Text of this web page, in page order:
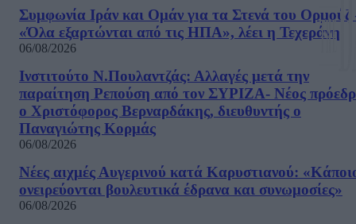
Συμφωνία Ιράν και Ομάν για τα Στενά του Ορμούζ
«Όλα εξαρτώνται από τις ΗΠΑ», λέει η Τεχεράνη
06/08/2026
Ινστιτούτο Ν.Πουλαντζάς: Αλλαγές μετά την
παραίτηση Ρεπούση από τον ΣΥΡΙΖΑ- Νέος
ο Χριστόφορος Βερναρδάκης, διευθυντής ο
Παναγιώτης Κορμάς
06/08/2026
Νέες αιχμές Αυγερινού κατά Καρυστιανού:
ονειρεύονται βουλευτικά έδρανα και συνωμοσίες»
06/08/2026